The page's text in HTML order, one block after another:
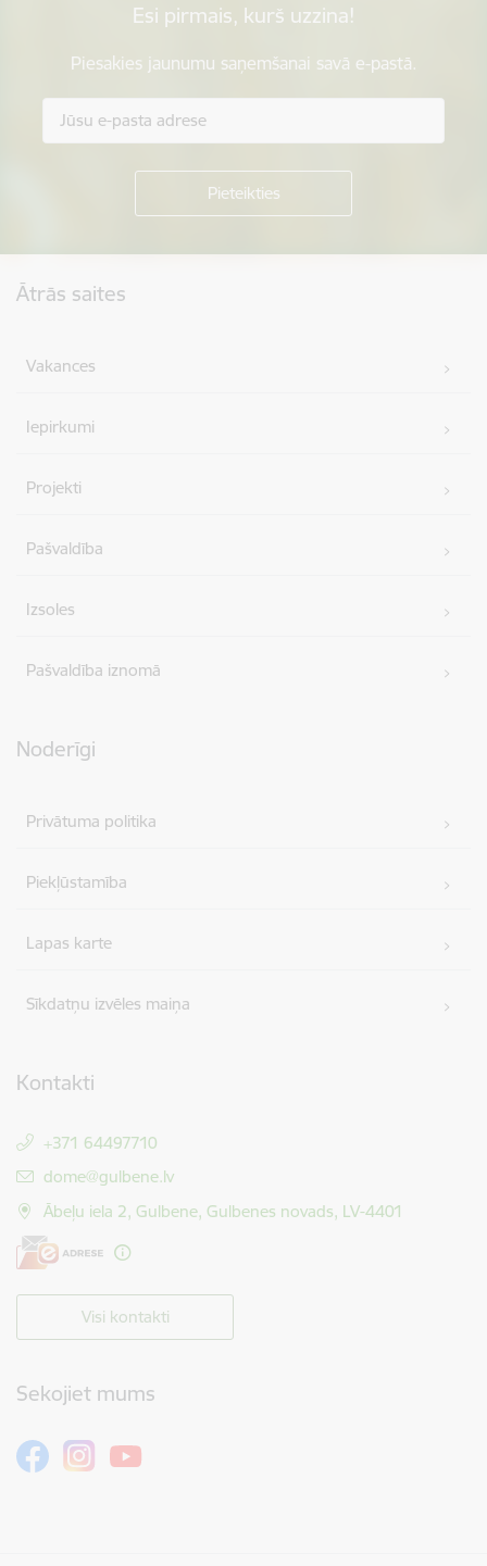
Esi pirmais, kurš uzzina!
Piesakies jaunumu saņemšanai savā e-pastā.
Ātrās saites
Vakances
Iepirkumi
Projekti
Pašvaldība
Izsoles
Pašvaldība iznomā
Noderīgi
Privātuma politika
Piekļūstamība
Lapas karte
Sīkdatņu izvēles maiņa
Kontakti
+371 64497710
E-pasts:
dome@gulbene.lv
Ābeļu iela 2, Gulbene, Gulbenes novads, LV-4401
Visi kontakti
Sekojiet mums